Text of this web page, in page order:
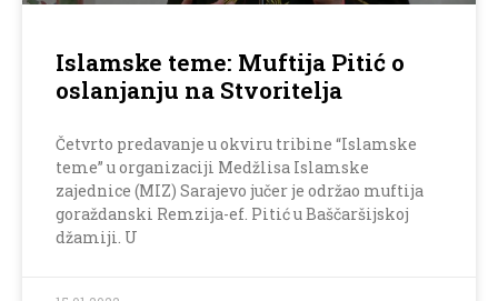
Islamske teme: Muftija Pitić o
oslanjanju na Stvoritelja
Četvrto predavanje u okviru tribine “Islamske
teme” u organizaciji Medžlisa Islamske
zajednice (MIZ) Sarajevo jučer je održao muftija
goraždanski Remzija-ef. Pitić u Baščaršijskoj
džamiji. U